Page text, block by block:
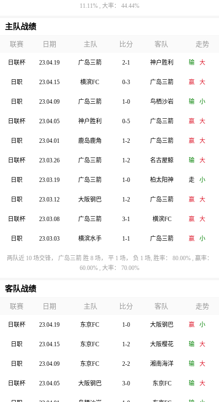
11.11% , 大率： 44.44%
主队战绩
联赛 日期 主队 比分 客队 走势
日联杯 23.04.19 广岛三箭 2-1 神户胜利 输 大
日职 23.04.15 横滨FC 0-3 广岛三箭 赢 大
日职 23.04.09 广岛三箭 1-0 鸟栖沙岩 输 小
日联杯 23.04.05 神户胜利 0-5 广岛三箭 赢 大
日职 23.04.01 鹿岛鹿角 1-2 广岛三箭 赢 大
日联杯 23.03.26 广岛三箭 1-2 名古屋鲸 输 大
日职 23.03.19 广岛三箭 1-0 柏太阳神 走 小
日职 23.03.12 大阪钢巴 1-2 广岛三箭 赢 大
日联杯 23.03.08 广岛三箭 3-1 横滨FC 赢 大
日职 23.03.03 横滨水手 1-1 广岛三箭 赢 小
两队近 10 场交锋， 广岛三箭 胜 8 场， 平 1 场， 负 1 场, 胜率： 80.00% , 赢率：
60.00% , 大率： 70.00%
客队战绩
联赛 日期 主队 比分 客队 走势
日联杯 23.04.19 东京FC 1-0 大阪钢巴 赢 小
日职 23.04.15 东京FC 1-2 大阪樱花 输 大
日职 23.04.09 东京FC 2-2 湘南海洋 输 大
日联杯 23.04.05 大阪钢巴 3-0 东京FC 输 大